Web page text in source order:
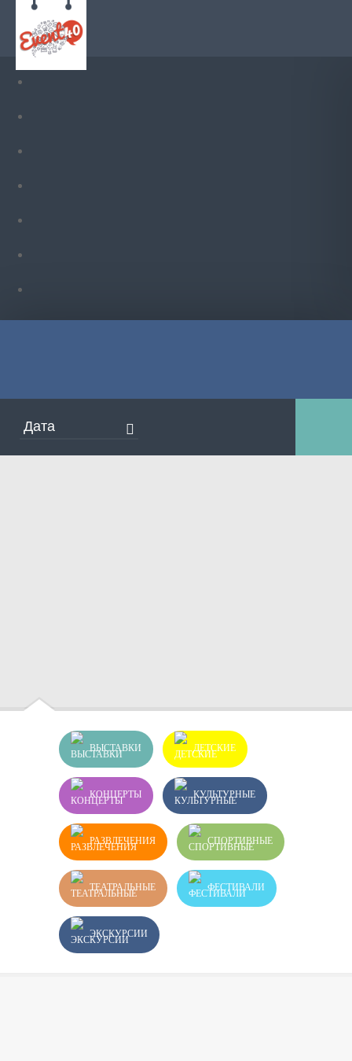
ВЫСТАВКИ ДЕТСКИЕ
КОНЦЕРТЫ КУЛЬТУРНЫЕ
РАЗВЛЕЧЕНИЯ СПОРТИВНЫЕ
ТЕАТРАЛЬНЫЕ ФЕСТИВАЛИ
ЭКСКУРСИИ